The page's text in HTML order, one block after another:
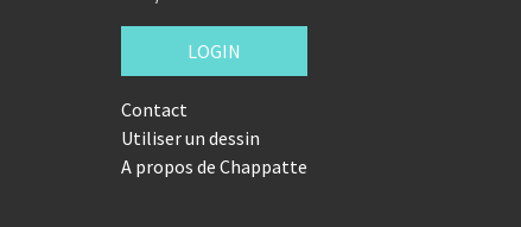
LOGIN
Contact
Utiliser un dessin
A propos de Chappatte